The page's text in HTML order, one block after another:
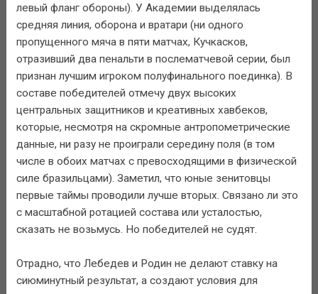
левый фланг обороны). У Академии выделялась
средняя линия, оборона и вратари (ни одного
пропущенного мяча в пяти матчах, Кучкасков,
отразивший два пенальти в послематчевой серии, был
признан лучшим игроком полуфинального поединка). В
составе победителей отмечу двух высоких
центральных защитников и креативных хавбеков,
которые, несмотря на скромные антропометрические
данные, ни разу не проиграли середину поля (в том
числе в обоих матчах с превосходящими в физической
силе бразильцами). Заметил, что юные зенитовцы
первые таймы проводили лучше вторых. Связано ли это
с масштабной ротацией состава или усталостью,
сказать не возьмусь. Но победителей не судят.
Отрадно, что Лебедев и Родин не делают ставку на
сиюминутный результат, а создают условия для